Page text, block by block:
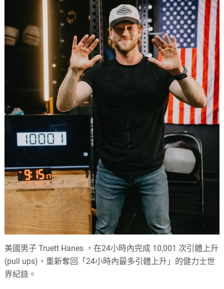
美國男子 Truett Hanes ，在24小時內完成 10,001 次引體上升
(pull ups)，重新奪回「24小時內最多引體上升」的健力士世
界紀錄。